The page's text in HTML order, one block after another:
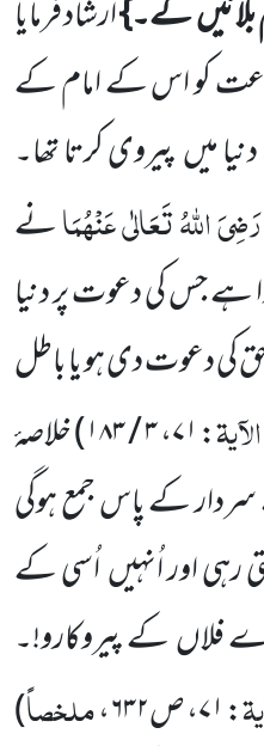
گے۔}ارشاد فرمایا
کو اس کے امام کے
میںپیروی کرتا تھا۔
رَضِیَ اللّٰہُ تَعَالٰی عَنْہُمَانے
ہے جس کی دعوت پر دنیا
کی دعوت دی ہو یا باطل
:۷۱،۳ / ۱۸۳ )خلاصۂ
کے پاس جمع ہوگی
رہی اور اُنہیںاُسی کے
فلاںکے پیروکارو!۔
:۷۱، ص۶۳۲،ملخصاً)